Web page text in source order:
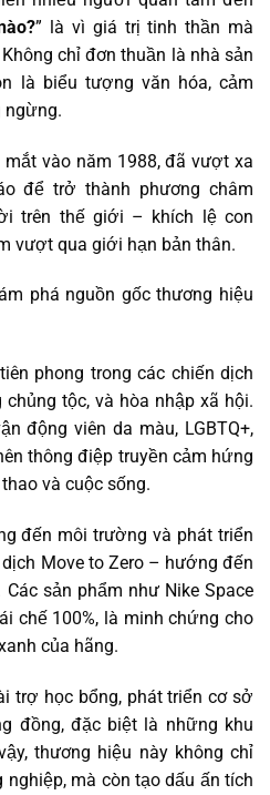
” là vì giá trị tinh thần mà
chỉ đơn thuần là nhà sản
là biểu tượng văn hóa, cảm
ngừng.
mắt vào năm 1988, đã vượt xa
để trở thành phương châm
trên thế giới – khích lệ con
vượt qua giới hạn bản thân.
phong trong các chiến dịch
tộc, và hòa nhập xã hội.
động viên da màu, LGBTQ+,
thông điệp truyền cảm hứng
và cuộc sống.
đến môi trường và phát triển
Move to Zero – hướng đến
sản phẩm như Nike Space
chế 100%, là minh chứng cho
của hãng.
trợ học bổng, phát triển cơ sở
đồng, đặc biệt là những khu
thương hiệu này không chỉ
mà còn tạo dấu ấn tích